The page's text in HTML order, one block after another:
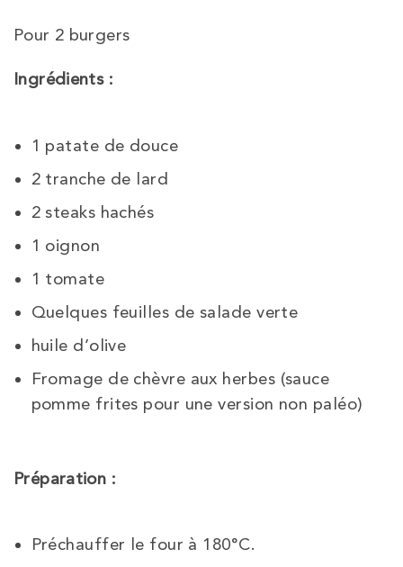
Pour 2 burgers
Ingrédients :
1 patate de douce
2 tranche de lard
2 steaks hachés
1 oignon
1 tomate
Quelques feuilles de salade verte
huile d’olive
Fromage de chèvre aux herbes (sauce
pomme frites pour une version non paléo)
Préparation :
Préchauffer le four à 180°C.